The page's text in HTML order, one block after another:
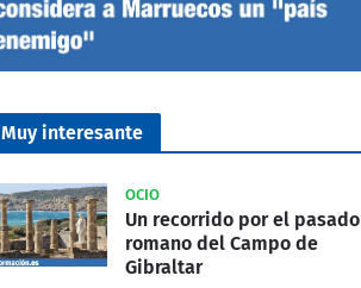
Muy interesante
OCIO
Un recorrido por el pasado
romano del Campo de
Gibraltar